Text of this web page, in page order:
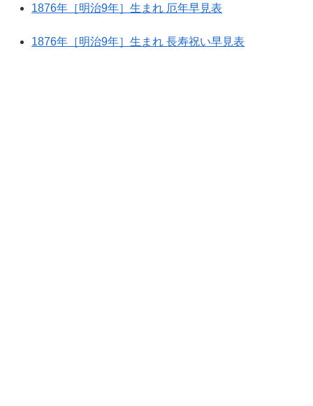
1876年［明治9年］生まれ 厄年早見表
1876年［明治9年］生まれ 長寿祝い早見表